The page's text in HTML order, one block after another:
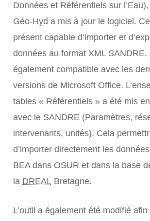
Données et Référentiels sur
Géo-Hyd a mis à jour le logiciel.
présent capable d’importer et
données au format XML SANDRE.
également compatible avec les
versions de Microsoft Office.
tables « Référentiels » a été mis
avec le SANDRE (Paramètres,
intervenants, unités). Cela
d’importer directement les
BEA dans OSUR et dans la base
la DREALBretagne.
L’outil a également été modifié